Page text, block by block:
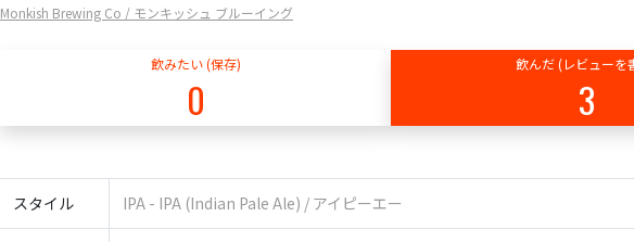
Monkish Brewing Co / モンキッシュ ブルーイング
飲みたい (保存)
0
飲んだ (レビューを
3
スタイル IPA - IPA (Indian Pale Ale) / アイピーエー